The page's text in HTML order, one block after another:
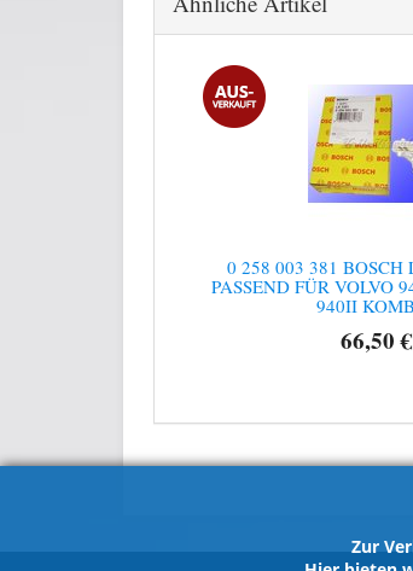
Zur
0 258 003 381
PASSEND FÜR VOLVO
940II
66,50 €